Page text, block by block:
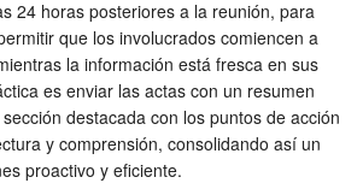
24 horas posteriores a la reunión, para
que los involucrados comiencen a
la información está fresca en sus
es enviar las actas con un resumen
destacada con los puntos de acción
y comprensión, consolidando así un
proactivo y eficiente.